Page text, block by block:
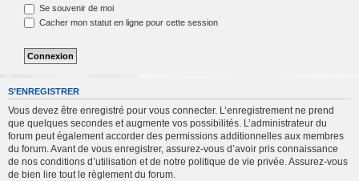
Se souvenir de moi
Cacher mon statut en ligne pour cette session
S’ENREGISTRER
Vous devez être enregistré pour vous connecter. L’enregistrement ne prend
que quelques secondes et augmente vos possibilités. L’administrateur du
forum peut également accorder des permissions additionnelles aux membres
du forum. Avant de vous enregistrer, assurez-vous d’avoir pris connaissance
de nos conditions d’utilisation et de notre politique de vie privée. Assurez-vous
de bien lire tout le règlement du forum.